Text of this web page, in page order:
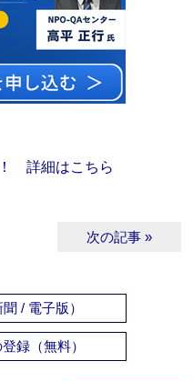
詳細はこちら
次の記事 »
/ 電子版）
録（無料）